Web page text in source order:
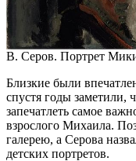
В. Серов. Портрет
Близкие были
спустя годы заметили,
запечатлеть самое
взрослого Михаила.
галерею, а Серова
детских портретов.